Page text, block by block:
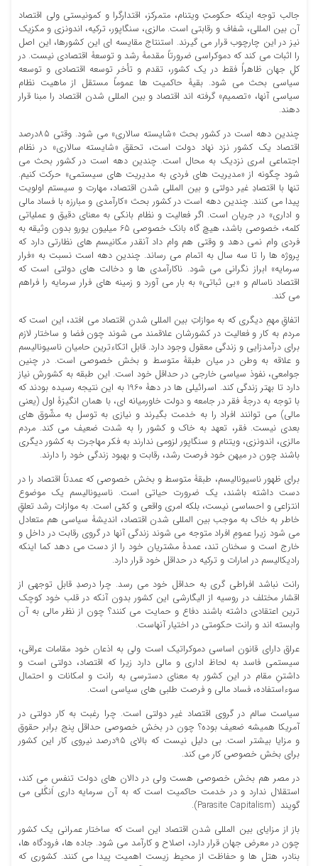
جالب توجه اینکه حکومتِ ویتنام، متمرکز، اقتدارگرا و کمونیستی ولی اقتصاد
آن بین المللی، شفاف و رقابتی است. مالزی، سنگاپور، ترکیه، اندونزی و مکزیک
نیز در این چارچوب قرار می ‌گیرند. استنتاج مقایسه ای این کشورها، این اصل
را اثبات می کند که دموکراسی ضرورتاً مقدمۀ رشد و توسعۀ اقتصادی نیست. در
کلِ جهان ظاهراً فقط در یک کشور، تقدم و تأخر توسعه اقتصادی و توسعه
سیاسی بحث می شود. بقیۀ حاکمیت ها عموماً مستقل از ماهیت نظام
سیاسی آنها، «تصمیم» گرفته اند اقتصاد و بین المللی شدن اقتصاد را مبنا قرار
دهند.
چندین دهه است در کشور بحث «شایسته سالاری» می شود. وقتی 85درصد
اقتصاد یک کشور نزد نهاد دولت است، تحقق «شایسته سالاری» در نظام
اجتماعی امری نزدیک به محال است. چندین دهه است در کشور بحث می
شود چگونه از «مدیریت های فردی به مدیریت های سیستمی» حرکت کنیم.
تنها با اقتصادِ غیر دولتی و بین المللی شدن اقتصاد، مهارت و سیستم اولویت
پیدا می کنند. چندین دهه است در کشور بحث «کارآمدی و مبارزه با فساد مالی
و اداری» در جریان است. اگر فعالیت و نظام بانکی به معنای دقیق و عملیاتی
کلمه، خصوصی باشد، هیچ گاه بانک خصوصی 65 میلیون یورو بدون وثیقه به
فردی وام نمی دهد و وقتی هم وام داد آنقدر مکانیسم های نظارتی دارد که
پروژه ها را تا سه سال به اتمام می رساند. چندین دهه است نسبت به «فرار
سرمایه» ابراز نگرانی می شود. ناکارآمدی ها و دخالت های دولتی است که
اقتصاد ناسالم و «بی ثباتی» به بار می آورد و زمینه های فرار سرمایه را فراهم
می کند.
اتفاقِ مهمِ دیگری که به موازاتِ بین المللی شدنِ اقتصاد می افتد، این است که
مردم به کار و فعالیت در کشورشان علاقمند می شوند چون فضا و ساختار لازم
برای درآمدزایی و زندگی معقول وجود دارد. قابل اتکاءترین حامیان ناسیونالیسم
و علاقه به وطن در میان طبقۀ متوسط و بخش خصوصی است. در چنین
جوامعی، نفوذ سیاسی خارجی در حداقل خود است. این طبقه به کشورش نیاز
دارد تا بهتر زندگی کند. اسرائیلی ها در دهۀ 1960 به این نتیجه رسیده بودند که
با توجه به درجۀ فقر در جامعه و دولت خاورمیانه ای، با همان انگیزۀ اول (یعنی
مالی) می توانند افراد را به خدمت بگیرند و نیازی به توسل به مشّوق های
بعدی نیست. فقر، تعهد به خاک و کشور را به شدت ضعیف می کند. مردم
مالزی، اندونزی، ویتنام و سنگاپور لزومی ندارند به فکر مهاجرت به کشور دیگری
باشند چون در میهن خود فرصت رشد، رقابت و بهبود زندگی خود را دارند.
برای ظهور ناسیونالیسم، طبقۀ متوسط و بخش خصوصی که عمدتاً اقتصاد را در
دست داشته باشند، یک ضرورت حیاتی است. ناسیونالیسم یک موضوع
انتزاعی و احساسی نیست، بلکه امری واقعی و کمّی است. به موازات رشد تعلقِ
خاطر به خاک به موجب بین المللی شدن اقتصاد، اندیشۀ سیاسی هم متعادل
می شود زیرا عمومِ افراد متوجه می شوند زندگی آنها در گروی رقابت در داخل و
خارج است و سخنان تند، عمدۀ مشتریان خود را از دست می دهد کما اینکه
رادیکالیسم در امارات و ترکیه در حداقل خود قرار دارد.
رانت نباشد افراطی گری به حداقل خود می رسد. چرا درصدِ قابل توجهی از
اقشار مختلف در روسیه از الیگارشی این کشور بدون آنکه در قلب خود کوچک
ترین اعتقادی داشته باشند دفاع و حمایت می کنند؟ چون از نظر مالی به آن
وابسته اند و رانت حکومتی در اختیار آنهاست.
عراق دارای قانون اساسی دموکراتیک است ولی به اذعان خود مقامات عراقی،
سیستمی فاسد به لحاظ اداری و مالی دارد زیرا که اقتصاد، دولتی است و
داشتنِ مقام در این کشور به معنای دسترسی به رانت و امکانات و احتمال
سوءاستفاده، فساد مالی و فرصت طلبی های سیاسی است.
سیاست سالم در گروی اقتصاد غیر دولتی است. چرا رغبت به کار دولتی در
آمریکا همیشه ضعیف بوده؟ چون در بخش خصوصی حداقل پنج برابر حقوق
و مزایا بیشتر است. بی دلیل نیست که بالای 95درصد نیروی کار این کشور
برای بخش خصوصی کار می کند.
در مصر هم بخش خصوصی هست ولی در دالان های دولت تنفس می کند،
استقلال ندارد و در خدمت حاکمیت است که به آن سرمایه داری اَنگَلی می
گویند (Parasite Capitalism).
باز از مزایای بین المللی شدن اقتصاد این است که ساختار عمرانی یک کشور
چون در معرض جهان قرار دارد، اصلاح و کارآمد می شود. جاده ها، فرودگاه ها،
بنادر، هتل ها و حفاظت از محیط زیست اهمیت پیدا می کنند. کشوری که